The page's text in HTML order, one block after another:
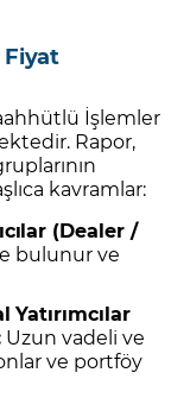
İşlemler
Rapor,
kavramlar:
(Dealer /
bulunur ve
Uzun vadeli ve
ve portföy